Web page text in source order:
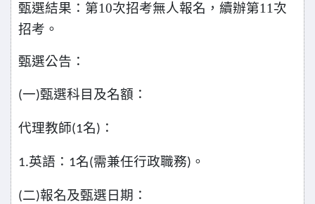
甄選結果：第10次招考無人報名，續辦第11次
招考。
甄選公告：
(一)甄選科目及名額：
代理教師(1名) ：
1.英語： 1名(需兼任行政職務) 。
(二)報名及甄選日期：